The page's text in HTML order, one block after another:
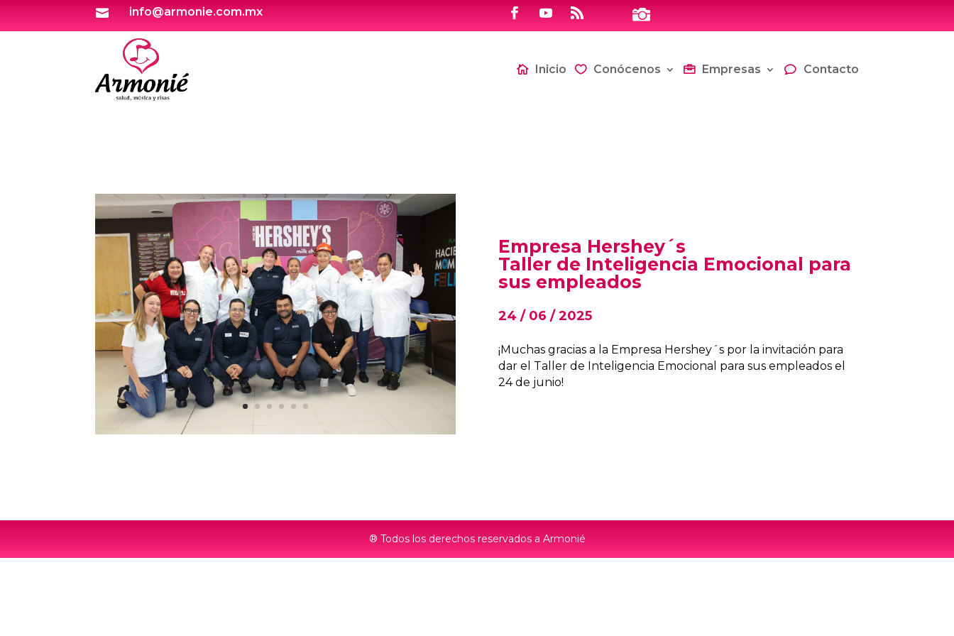
 info@armonie.com.mx 
Inicio Conócenos Empresas Contacto
Empresa Hershey´s
Taller de Inteligencia Emocional para
sus empleados
24 / 06 / 2025
¡Muchas gracias a la Empresa Hershey´s por la invitación para
dar el Taller de Inteligencia Emocional para sus empleados el
24 de junio!
® Todos los derechos reservados a Armonié